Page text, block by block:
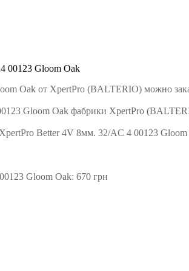
00123 Gloom Oak
Oak от XpertPro (BALTERIO) можно
Gloom Oak фабрики XpertPro
Better 4V 8мм. 32/AC 4 00123
Gloom Oak: 670 грн